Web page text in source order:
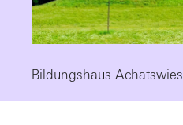
Bildungshaus Achatswies